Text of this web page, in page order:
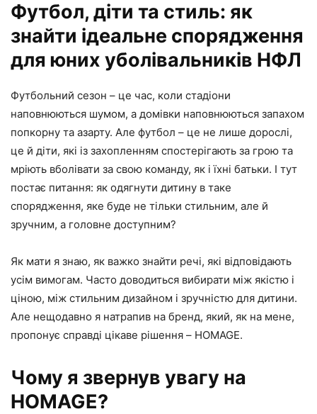
Футбол, діти та стиль: як
знайти ідеальне спорядження
для юних уболівальників НФЛ
Футбольний сезон – це час, коли стадіони
наповнюються шумом, а домівки наповнюються запахом
попкорну та азарту. Але футбол – це не лише дорослі,
це й діти, які із захопленням спостерігають за грою та
мріють вболівати за свою команду, як і їхні батьки. І тут
постає питання: як одягнути дитину в таке
спорядження, яке буде не тільки стильним, але й
зручним, а головне доступним?
Як мати я знаю, як важко знайти речі, які відповідають
усім вимогам. Часто доводиться вибирати між якістю і
ціною, між стильним дизайном і зручністю для дитини.
Але нещодавно я натрапив на бренд, який, як на мене,
пропонує справді цікаве рішення – HOMAGE.
Чому я звернув увагу на
HOMAGE?